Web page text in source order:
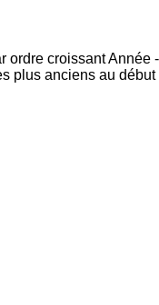
ordre croissantAnnée -
plus anciens au début